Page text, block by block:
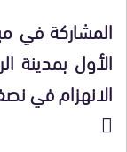
المشاركة في
الأول بمدينة
الانهزام في
